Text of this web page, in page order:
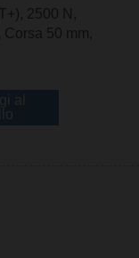
2500 N,
Corsa 50 mm,